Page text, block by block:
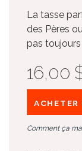
La tasse
des Pères
pas
16,00
Comment ça